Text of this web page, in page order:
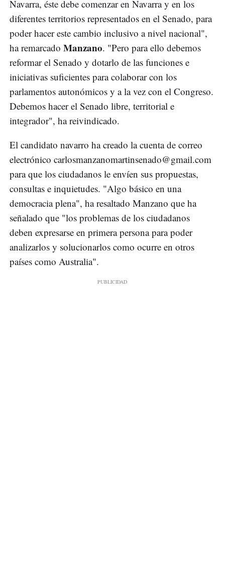
Navarra, éste debe comenzar en Navarra y en los
diferentes territorios representados en el Senado, para
poder hacer este cambio inclusivo a nivel nacional",
ha remarcado Manzano. "Pero para ello debemos
reformar el Senado y dotarlo de las funciones e
iniciativas suficientes para colaborar con los
parlamentos autonómicos y a la vez con el Congreso.
Debemos hacer el Senado libre, territorial e
integrador", ha reivindicado.
El candidato navarro ha creado la cuenta de correo
electrónico carlosmanzanomartinsenado@gmail.com
para que los ciudadanos le envíen sus propuestas,
consultas e inquietudes. "Algo básico en una
democracia plena", ha resaltado Manzano que ha
señalado que "los problemas de los ciudadanos
deben expresarse en primera persona para poder
analizarlos y solucionarlos como ocurre en otros
países como Australia".